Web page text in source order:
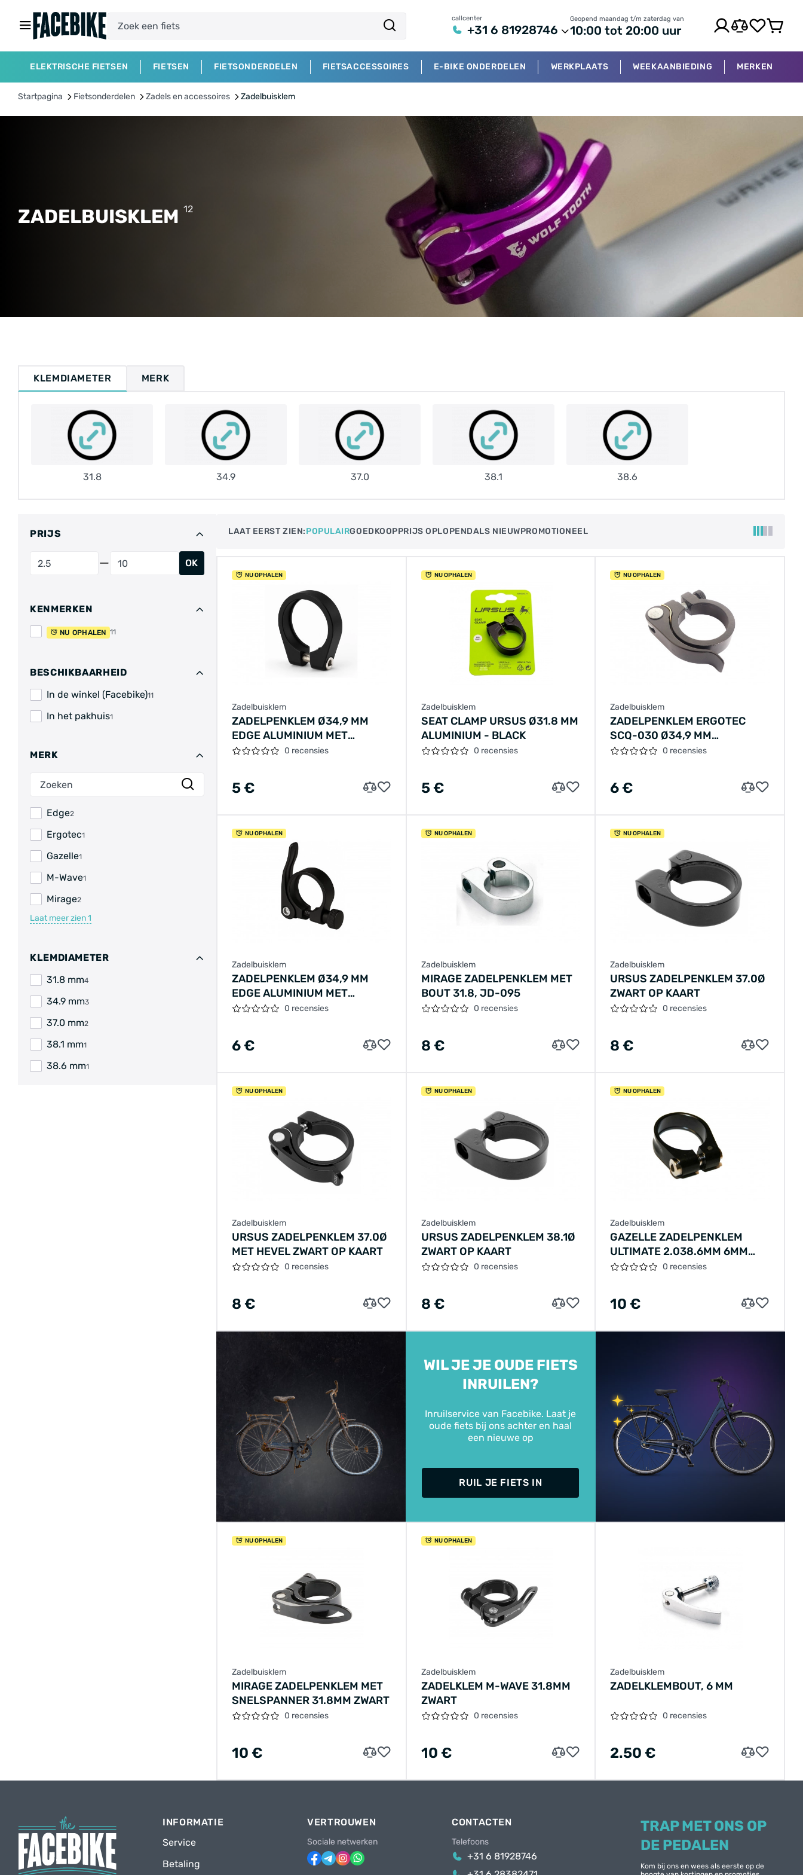
callcenter
+31 6 81928746
Geopend maandag t/m zaterdag van
10:00 tot 20:00 uur
ELEKTRISCHE FIETSEN FIETSEN FIETSONDERDELEN FIETSACCESSOIRES E-BIKE ONDERDELEN WERKPLAATS WEEKAANBIEDING MERKEN
Startpagina Fietsonderdelen Zadels en accessoires Zadelbuisklem
ZADELBUISKLEM 12
KLEMDIAMETER MERK
31.8 34.9 37.0 38.1 38.6
PRIJS
OK
KENMERKEN
NU OPHALEN 11
BESCHIKBAARHEID
In de winkel (Facebike)11
In het pakhuis1
MERK
Edge2
Ergotec1
Gazelle1
M-Wave1
Mirage2
Laat meer zien1
KLEMDIAMETER
31.8 mm4
34.9 mm3
37.0 mm2
38.1 mm1
38.6 mm1
LAAT EERST ZIEN:POPULAIRGOEDKOOPPRIJS OPLOPEND​ALS NIEUWPROMOTIONEEL
NU OPHALEN
Zadelbuisklem
ZADELPENKLEM Ø34,9 MM
EDGE ALUMINIUM MET
INBUSBOUT - ZWART
0 recensies
5 €
NU OPHALEN
Zadelbuisklem
SEAT CLAMP URSUS Ø31.8 MM
ALUMINIUM - BLACK
0 recensies
5 €
NU OPHALEN
Zadelbuisklem
ZADELPENKLEM ERGOTEC
SCQ-030 Ø34,9 MM
ALUMINIUM MET
0 recensies
6 €
NU OPHALEN
Zadelbuisklem
ZADELPENKLEM Ø34,9 MM
EDGE ALUMINIUM MET
SNELSPANNER - ZWART
0 recensies
6 €
NU OPHALEN
Zadelbuisklem
MIRAGE ZADELPENKLEM MET
BOUT 31.8, JD-095
0 recensies
8 €
NU OPHALEN
Zadelbuisklem
URSUS ZADELPENKLEM 37.0Ø
ZWART OP KAART
0 recensies
8 €
NU OPHALEN
Zadelbuisklem
URSUS ZADELPENKLEM 37.0Ø
MET HEVEL ZWART OP KAART
0 recensies
8 €
NU OPHALEN
Zadelbuisklem
URSUS ZADELPENKLEM 38.1Ø
ZWART OP KAART
0 recensies
8 €
NU OPHALEN
Zadelbuisklem
GAZELLE ZADELPENKLEM
ULTIMATE 2.038.6MM 6MM
ZWART
0 recensies
10 €
WIL JE JE OUDE FIETS
INRUILEN?
Inruilservice van Facebike. Laat je
oude fiets bij ons achter en haal
een nieuwe op
RUIL JE FIETS IN
NU OPHALEN
Zadelbuisklem
MIRAGE ZADELPENKLEM MET
SNELSPANNER 31.8MM ZWART
0 recensies
10 €
NU OPHALEN
Zadelbuisklem
ZADELKLEM M-WAVE 31.8MM
ZWART
0 recensies
10 €
Zadelbuisklem
ZADELKLEMBOUT, 6 MM
0 recensies
2.50 €
INFORMATIE
Service
Betaling
VERTROUWEN
Sociale netwerken
CONTACTEN
Telefoons
+31 6 81928746
TRAP MET ONS OP
DE PEDALEN
Kom bij ons en wees als eerste op de